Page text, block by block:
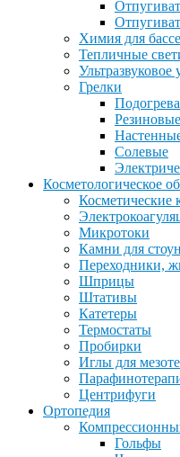
Химия для
Тепличные
Ультразвуковое
Грелки
Резиновые
Солевые
Косметологическое
Косметические
Микротоки
Камни для
Переходники,
Шприцы
Штативы
Катетеры
Термостаты
Пробирки
Иглы для
Центрифуги
Ортопедия
Гольфы